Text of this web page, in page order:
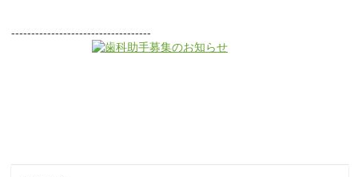
-----------------------------------